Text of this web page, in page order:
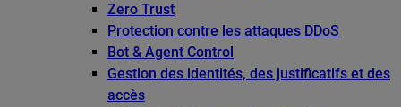
Zero Trust
Protection contre les attaques DDoS
Bot & Agent Control
Gestion des identités, des justificatifs et des
accès